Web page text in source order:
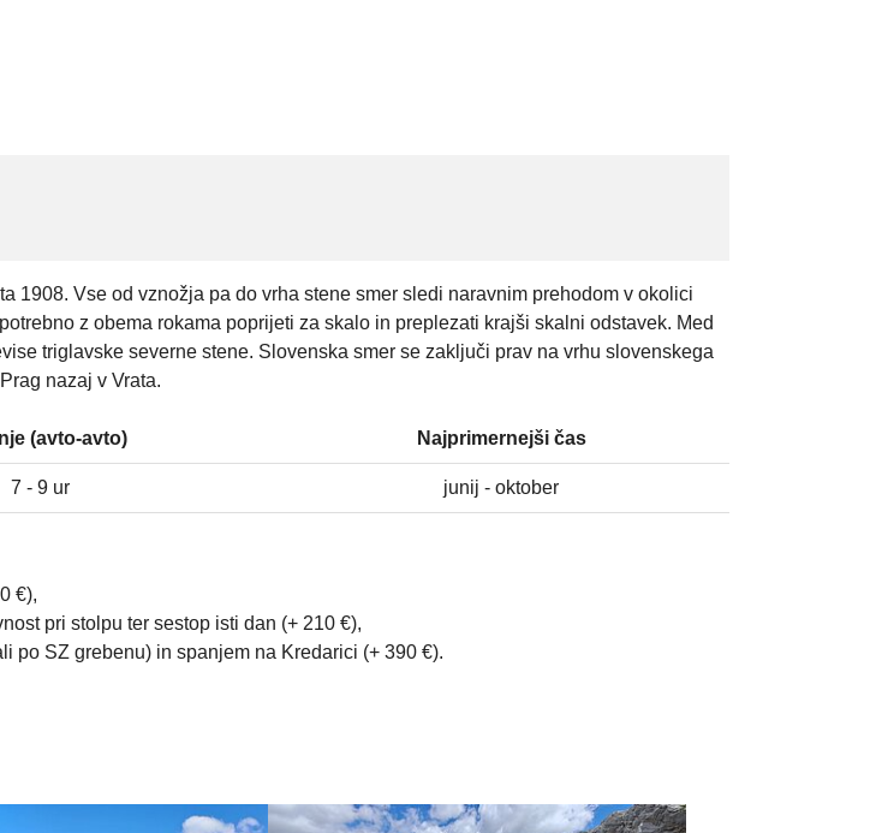
1908. Vse od vznožja pa do vrha stene smer sledi naravnim prehodom v okolici
z obema rokama poprijeti za skalo in preplezati krajši skalni odstavek. Med
triglavske severne stene. Slovenska smer se zaključi prav na vrhu slovenskega
nazaj v Vrata.
(avto-avto) Najprimernejši čas
7 - 9 ur junij - oktober
€),
pri stolpu ter sestop isti dan (+ 210 €),
po SZ grebenu) in spanjem na Kredarici (+ 390 €).